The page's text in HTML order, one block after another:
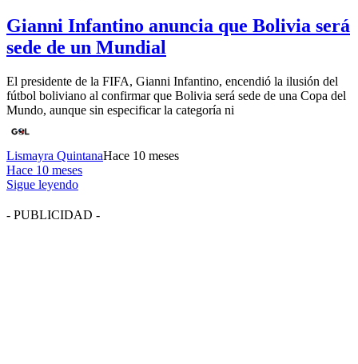
Gianni Infantino anuncia que Bolivia será
sede de un Mundial
El presidente de la FIFA, Gianni Infantino, encendió la ilusión del
fútbol boliviano al confirmar que Bolivia será sede de una Copa del
Mundo, aunque sin especificar la categoría ni
Lismayra QuintanaHace 10 meses
Hace 10 meses
Sigue leyendo
- PUBLICIDAD -